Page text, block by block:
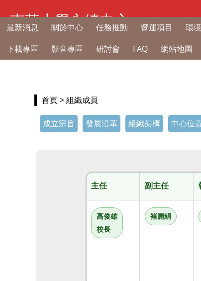
南華大學永續中心
最新消息 關於中心 任務推動 營運項目 環
下載專區
影音專區 研討會 FAQ 網站地圖
首頁> 組織成員
成立宗旨 發展沿革 組織架構 中心位
主任 副主任
高俊雄
校長
褚麗絹